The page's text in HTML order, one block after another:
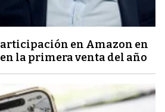
en Amazon en
la primera venta del año